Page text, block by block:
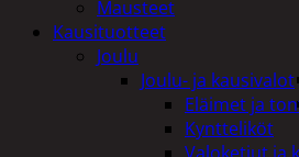
Mausteet
Kausituotteet
Joulu
Joulu- ja kausivalot
Eläimet ja
Kyntteliköt